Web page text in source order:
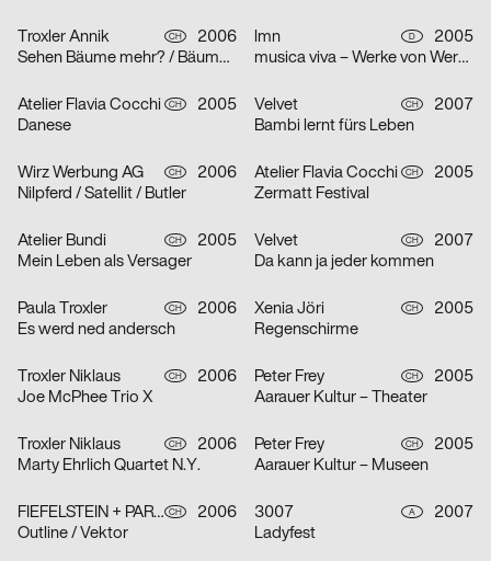
Troxler Annik CH
2006
Sehen Bäume mehr? / Bäume sehen Meer… / Meer Bäume Seen!
lmn D
2005
musica viva – Werke von Werner Heider, Martin Smolka und Peter Eötvös
Atelier Flavia Cocchi CH
2005
Danese
Velvet CH
2007
Bambi lernt fürs Leben
Wirz Werbung AG CH
2006
Nilpferd / Satellit / Butler
Atelier Flavia Cocchi CH
2005
Zermatt Festival
Atelier Bundi CH
2005
Mein Leben als Versager
Velvet CH
2007
Da kann ja jeder kommen
Paula Troxler CH
2006
Es werd ned andersch
Xenia Jöri CH
2005
Regenschirme
Troxler Niklaus CH
2006
Joe McPhee Trio X
Peter Frey CH
2005
Aarauer Kultur – Theater
Troxler Niklaus CH
2006
Marty Ehrlich Quartet N.Y.
Peter Frey CH
2005
Aarauer Kultur – Museen
FIEFELSTEIN + PARTNER – BUREAU FÜR VISUELLE KOMMUNIKATION CH
2006
Outline / Vektor
3007 A
2007
Ladyfest